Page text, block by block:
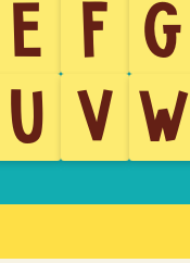
E F G
U V W